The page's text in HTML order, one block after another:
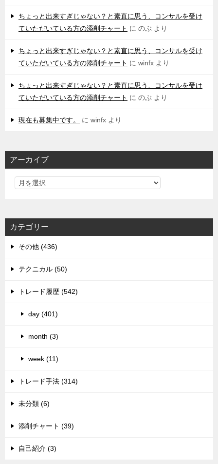
ちょっと出来すぎじゃない？と素直に思う、コンサルを受け
ていただいている方の添削チャート に のぶ より
ちょっと出来すぎじゃない？と素直に思う、コンサルを受け
ていただいている方の添削チャート に winfx より
ちょっと出来すぎじゃない？と素直に思う、コンサルを受け
ていただいている方の添削チャート に のぶ より
現在も募集中です。 に winfx より
アーカイブ
カテゴリー
その他 (436)
テクニカル (50)
トレード履歴 (542)
day (401)
month (3)
week (11)
トレード手法 (314)
未分類 (6)
添削チャート (39)
自己紹介 (3)